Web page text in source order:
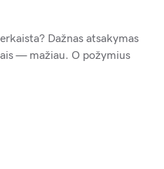
Dažnas atsakymas
— mažiau. O požymius